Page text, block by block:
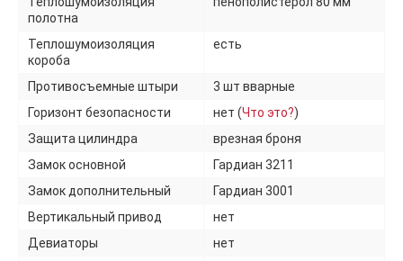
полотна
Теплошумоизоляция
короба
есть
Противосъемные штыри
3 шт вварные
Горизонт безопасности
нет (Что это?)
Защита цилиндра
врезная броня
Замок основной
Гардиан 3211
Замок дополнительный
Гардиан 3001
Вертикальный привод
нет
Девиаторы
нет